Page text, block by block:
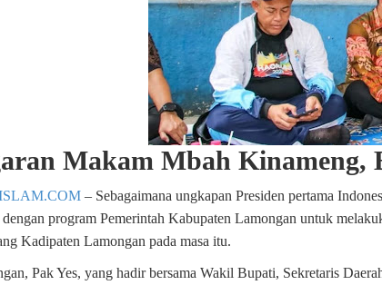
Makam Mbah Kinameng,
– Sebagaimana ungkapan Presiden pertama
program Pemerintah Kabupaten Lamongan untuk
Kadipaten Lamongan pada masa itu.
Pak Yes, yang hadir bersama Wakil Bupati, Sekretaris